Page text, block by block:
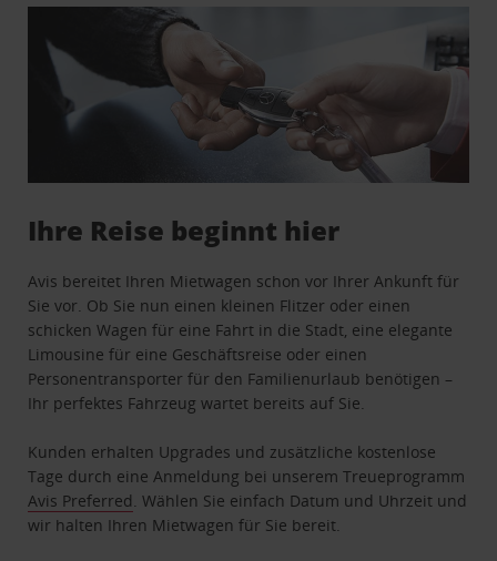
Ihre Reise beginnt hier
Avis bereitet Ihren Mietwagen schon vor Ihrer Ankunft für
Sie vor. Ob Sie nun einen kleinen Flitzer oder einen
schicken Wagen für eine Fahrt in die Stadt, eine elegante
Limousine für eine Geschäftsreise oder einen
Personentransporter für den Familienurlaub benötigen –
Ihr perfektes Fahrzeug wartet bereits auf Sie.
Kunden erhalten Upgrades und zusätzliche kostenlose
Tage durch eine Anmeldung bei unserem Treueprogramm
Avis Preferred . Wählen Sie einfach Datum und Uhrzeit und
wir halten Ihren Mietwagen für Sie bereit.